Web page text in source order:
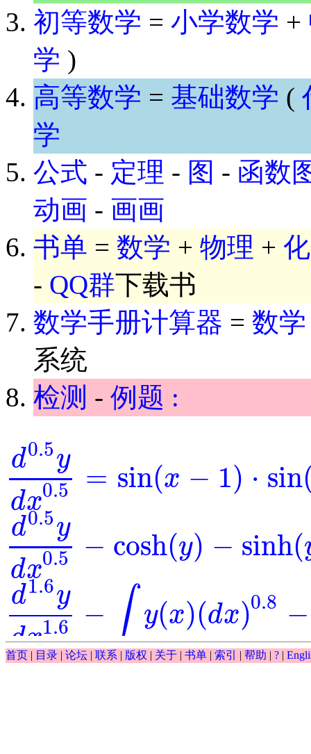
初等数学 = 小学数学 +
学 )
高等数学 = 基础数学 (
学
公式 - 定理 - 图 - 函数
动画 - 画画
书单 = 数学 + 物理 +
- QQ群下载书
数学手册计算器 = 数学
系统
检测 - 例题 :
d0.5y
dx0.5 = sin(x − 1) ⋅ sin
d0.5ydx0.5=sin 1)⋅sin y)
d0.5y
dx0.5 − cosh(y) − sinh(
d0.5ydx0.5-cosh y)-sinh (y)=0
d1.6y
dx1.6 − ∫ y(x)(dx)0.8 −
d1.6ydx1.6-∫y(x dx)0.8 exp x)= 0
∫ 0.5
首页 | 目录 | 论坛 | 联系 | 版权 | 关于 | 书单 | 索引 | 帮助 | ? |